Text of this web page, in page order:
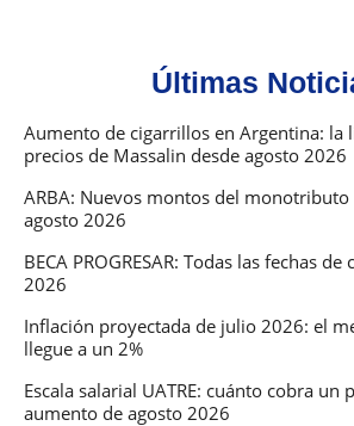
Últimas
Aumento de cigarrillos en Argentina: la
precios de Massalin desde agosto 2026
ARBA: Nuevos montos del
agosto 2026
BECA PROGRESAR: Todas las fechas
2026
Inflación proyectada de julio 2026: el
llegue a un 2%
Escala salarial UATRE: cuánto cobra un
aumento de agosto 2026